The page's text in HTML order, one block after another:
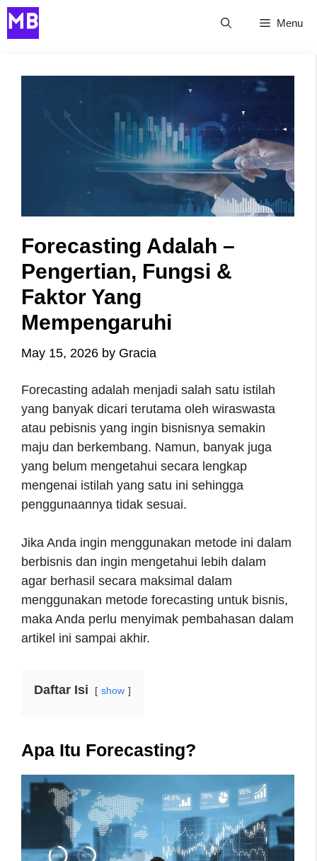
Skip
to
Menu
Forecasting Adalah –
Pengertian, Fungsi &
Faktor Yang
Mempengaruhi
May 15, 2026 by Gracia
Forecasting adalah menjadi salah satu istilah
yang banyak dicari terutama oleh wiraswasta
atau pebisnis yang ingin bisnisnya semakin
maju dan berkembang. Namun, banyak juga
yang belum mengetahui secara lengkap
mengenai istilah yang satu ini sehingga
penggunaannya tidak sesuai.
Jika Anda ingin menggunakan metode ini dalam
berbisnis dan ingin mengetahui lebih dalam
agar berhasil secara maksimal dalam
menggunakan metode forecasting untuk bisnis,
maka Anda perlu menyimak pembahasan dalam
artikel ini sampai akhir.
Daftar Isi show
Apa Itu Forecasting?